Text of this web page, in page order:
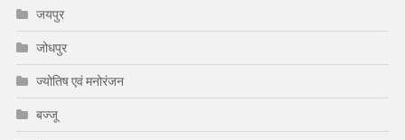
जयपुर
जोधपुर
ज्योतिष एवं मनोरंजन
बज्जू